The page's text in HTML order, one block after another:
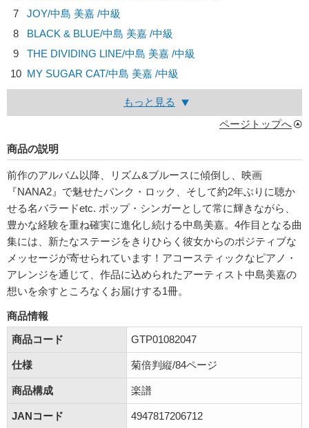
7
JOY/中島 美嘉 /中級
8
BLACK & BLUE/中島 美嘉 /中級
9
THE DIVIDING LINE/中島 美嘉 /中級
10 MY SUGAR CAT/中島 美嘉 /中級
もっと見る
ページトップへ
商品の説明
前作のアルバム以降、リズム&ブルースに傾倒し、映画
『NANA2』で魅せたパンク・ロック、そして約2年ぶりに聴か
せる名バラードetc. ポップ・シンガーとして常に輝きながら、
豊かな経験を重ね確実に進化し続ける中島美嘉。4作目となる曲
集には、新たなステージをきりひらく彼女からのポジティブな
メッセージが寄せられています！アコースティックなピアノ・
アレンジを通じて、作品に込められたアーティスト中島美嘉の
想いを余すところなくお届けする1冊。
商品情報
商品コード
GTP01082047
仕様 菊倍判縦/84ページ
商品構成 楽譜
JANコード 4947817206712